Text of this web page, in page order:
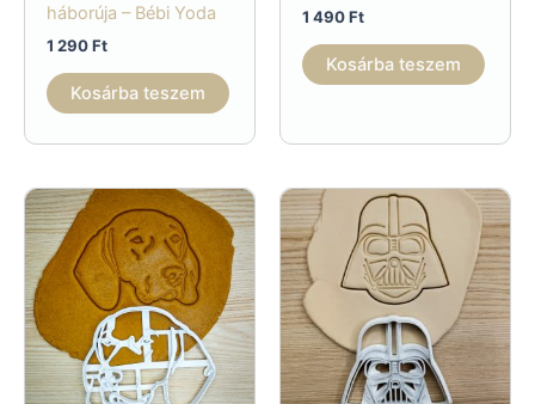
háborúja – Bébi Yoda
1 290Ft
Kosárba teszem
1 490Ft
Kosárba teszem